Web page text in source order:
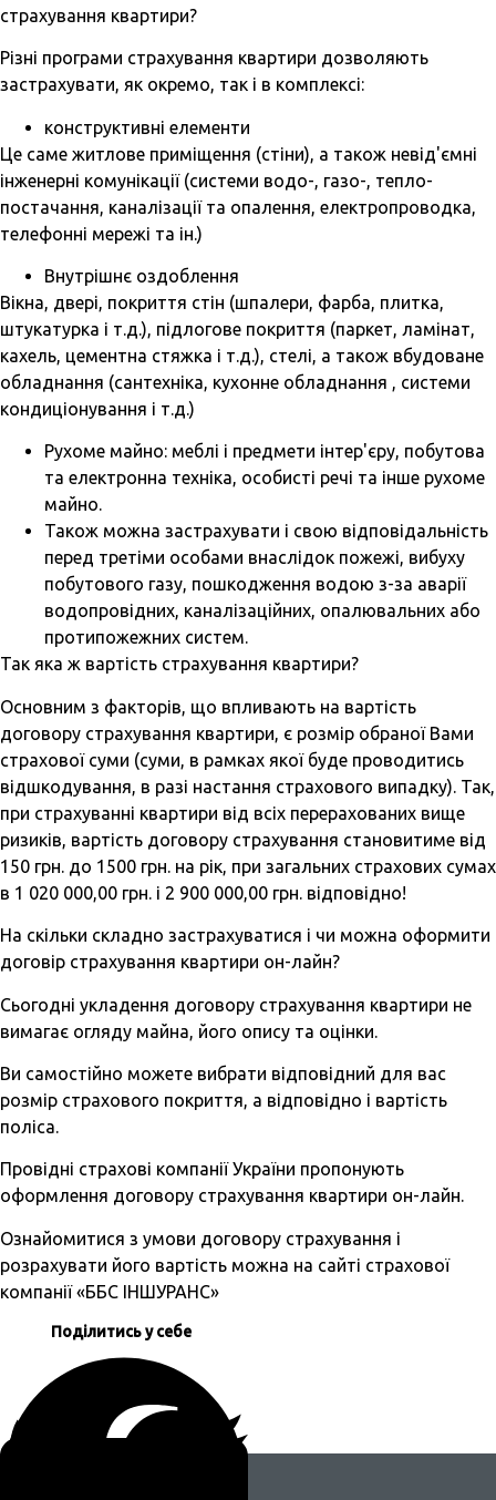
страхування квартири?
Різні програми страхування квартири дозволяють
застрахувати, як окремо, так і в комплексі:
конструктивні елементи
Це саме житлове приміщення (стіни), а також невід'ємні
інженерні комунікації (системи водо-, газо-, тепло-
постачання, каналізації та опалення, електропроводка,
телефонні мережі та ін.)
Внутрішнє оздоблення
Вікна, двері, покриття стін (шпалери, фарба, плитка,
штукатурка і т.д.), підлогове покриття (паркет, ламінат,
кахель, цементна стяжка і т.д.), стелі, а також вбудоване
обладнання (сантехніка, кухонне обладнання , системи
кондиціонування і т.д.)
Рухоме майно: меблі і предмети інтер'єру, побутова
та електронна техніка, особисті речі та інше рухоме
майно.
Також можна застрахувати і свою відповідальність
перед третіми особами внаслідок пожежі, вибуху
побутового газу, пошкодження водою з-за аварії
водопровідних, каналізаційних, опалювальних або
протипожежних систем.
Так яка ж вартість страхування квартири?
Основним з факторів, що впливають на вартість
договору страхування квартири, є розмір обраної Вами
страхової суми (суми, в рамках якої буде проводитись
відшкодування, в разі настання страхового випадку). Так,
при страхуванні квартири від всіх перерахованих вище
ризиків, вартість договору страхування становитиме від
150 грн. до 1500 грн. на рік, при загальних страхових сумах
в 1 020 000,00 грн. і 2 900 000,00 грн. відповідно!
На скільки складно застрахуватися і чи можна оформити
договір страхування квартири он-лайн?
Сьогодні укладення договору страхування квартири не
вимагає огляду майна, його опису та оцінки.
Ви самостійно можете вибрати відповідний для вас
розмір страхового покриття, а відповідно і вартість
поліса.
Провідні страхові компанії України пропонують
оформлення договору страхування квартири он-лайн.
Ознайомитися з умови договору страхування і
розрахувати його вартість можна на сайті страхової
компанії «ББС ІНШУРАНС»
Поділитись у себе